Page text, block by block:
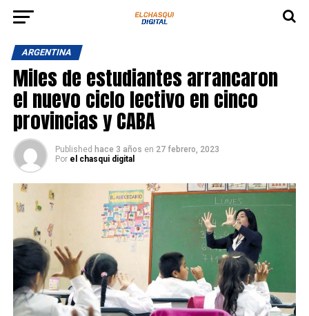
ARGENTINA
Miles de estudiantes arrancaron
el nuevo ciclo lectivo en cinco
provincias y CABA
Published hace 3 años en 27 febrero, 2023
Por el chasqui digital